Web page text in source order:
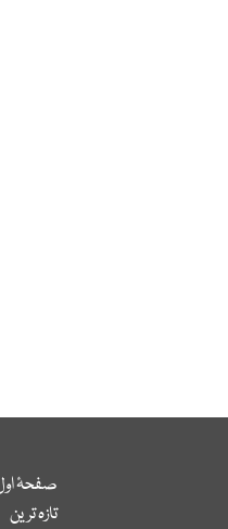
صفحۂ
تازہ ترین